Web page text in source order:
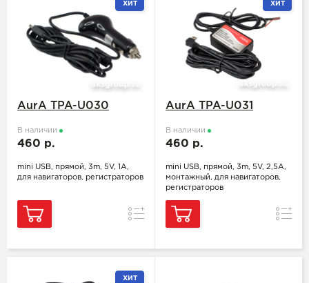
ХИТ
AurA TPA-U030
В наличии
460 р.
mini USB, прямой, 3m, 5V, 1А,
для навигаторов, регистраторов
Сравнение
ХИТ
AurA TPA-U031
В наличии
460 р.
mini USB, прямой, 3m, 5V, 2,5А,
монтажный, для навигаторов,
регистраторов
ХИТ